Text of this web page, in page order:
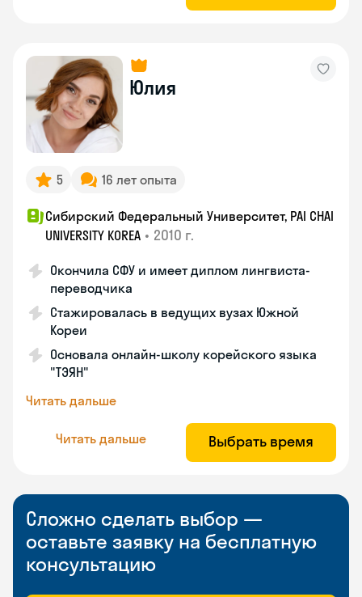
Юлия
5 16 лет опыта
Сибирский Федеральный Университет, PAI CHAI
UNIVERSITY KOREA • 2010 г.
Окончила СФУ и имеет диплом лингвиста-
переводчика
Стажировалась в ведущих вузах Южной
Кореи
Основала онлайн-школу корейского языка
"ТЭЯН"
Читать дальше
Читать дальше Выбрать время
Сложно сделать выбор —
оставьте заявку на бесплатную
консультацию